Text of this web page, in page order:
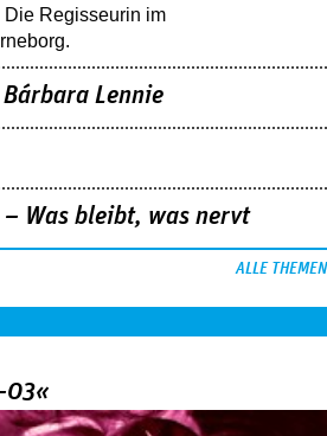
Regisseurin im
Lennie
Was bleibt, was nervt
ALLE THEMEN